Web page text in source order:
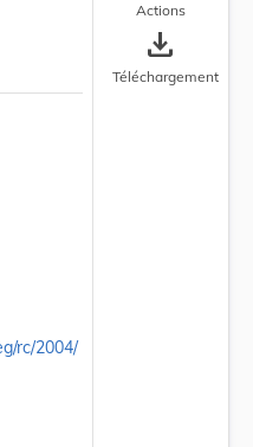
rc/2004/
Actions
save_alt
Téléchargement